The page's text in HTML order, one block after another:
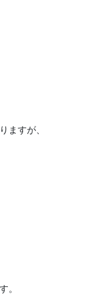
ますが、
。